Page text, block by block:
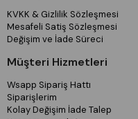
KVKK & Gizlilik Sözleşmesi
Mesafeli Satiş Sözleşmesi
Değişim ve İade Süreci
Müşteri Hizmetleri
Wsapp Sipariş Hattı
Siparişlerim
Kolay Değişim İade Talep